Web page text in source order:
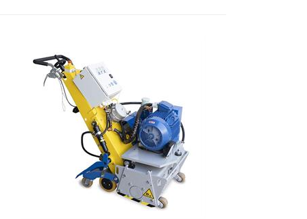
fanno parte dell'attività quotidiana. Si
rivela inoltre utile nei lavori di
demarcazione e nella rimozione di
superfici in gomma negli aeroporti. Per
ogni applicazione sono disponibili le lame
giuste. Il VA 30 SH è dotato di un
dispositivo di regolazione continua della
profondità e di un sistema di
smorzamento delle vibrazioni. Per ogni
applicazione sono disponibili i set di
lame adatti. Peso: circa 280 - 300 kg (600
- 660 lbs) Funzionamento: Benzina Honda